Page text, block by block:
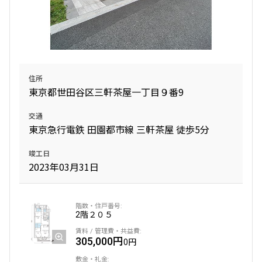
住所
東京都世田谷区三軒茶屋一丁目９番9
交通
東京急行電鉄 田園都市線 三軒茶屋 徒歩5分
竣工日
2023年03月31日
2階２０５
305,000円0円